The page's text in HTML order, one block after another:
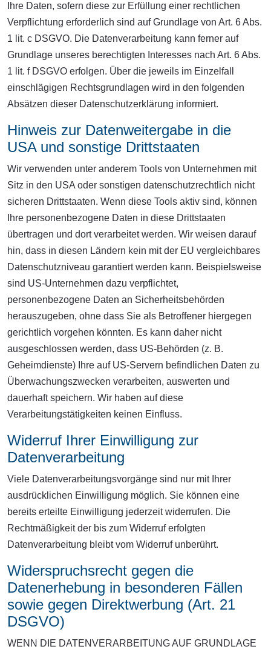
Ihre Daten, sofern diese zur Erfüllung einer rechtlichen
Verpflichtung erforderlich sind auf Grundlage von Art. 6 Abs.
1 lit. c DSGVO. Die Datenverarbeitung kann ferner auf
Grundlage unseres berechtigten Interesses nach Art. 6 Abs.
1 lit. f DSGVO erfolgen. Über die jeweils im Einzelfall
einschlägigen Rechtsgrundlagen wird in den folgenden
Absätzen dieser Datenschutzerklärung informiert.
Hinweis zur Datenweitergabe in die
USA und sonstige Drittstaaten
Wir verwenden unter anderem Tools von Unternehmen mit
Sitz in den USA oder sonstigen datenschutzrechtlich nicht
sicheren Drittstaaten. Wenn diese Tools aktiv sind, können
Ihre personenbezogene Daten in diese Drittstaaten
übertragen und dort verarbeitet werden. Wir weisen darauf
hin, dass in diesen Ländern kein mit der EU vergleichbares
Datenschutzniveau garantiert werden kann. Beispielsweise
sind US-Unternehmen dazu verpflichtet,
personenbezogene Daten an Sicherheitsbehörden
herauszugeben, ohne dass Sie als Betroffener hiergegen
gerichtlich vorgehen könnten. Es kann daher nicht
ausgeschlossen werden, dass US-Behörden (z. B.
Geheimdienste) Ihre auf US-Servern befindlichen Daten zu
Überwachungszwecken verarbeiten, auswerten und
dauerhaft speichern. Wir haben auf diese
Verarbeitungstätigkeiten keinen Einfluss.
Widerruf Ihrer Einwilligung zur
Datenverarbeitung
Viele Datenverarbeitungsvorgänge sind nur mit Ihrer
ausdrücklichen Einwilligung möglich. Sie können eine
bereits erteilte Einwilligung jederzeit widerrufen. Die
Rechtmäßigkeit der bis zum Widerruf erfolgten
Datenverarbeitung bleibt vom Widerruf unberührt.
Widerspruchsrecht gegen die
Datenerhebung in besonderen Fällen
sowie gegen Direktwerbung (Art. 21
DSGVO)
WENN DIE DATENVERARBEITUNG AUF GRUNDLAGE